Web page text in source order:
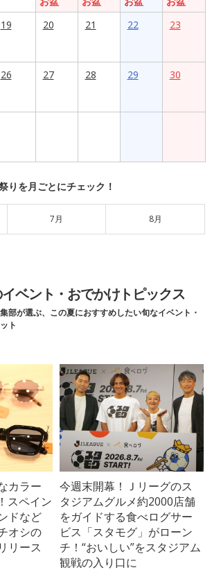
19 20 21 22 23
26 27 28 29 30
りを月ごとにチェック！
7月 8月
ベント・おでかけトピックス
部が選ぶ、この夏におすすめしたい旬なイベント・
ト
カラー
スペイン
ドなど
オシの
リース
今週末開幕！Ｊリーグのス
タジアムグルメ約2000店舗
をガイドする食べログサー
ビス「スタモグ」がローン
チ！“おいしい”をスタジアム
観戦の入り口に